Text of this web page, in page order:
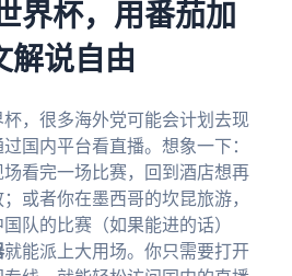
界杯，用番茄加
解说自由
，很多海外党可能会计划去现
国内平台看直播。想象一下：
看完一场比赛，回到酒店想再
或者你在墨西哥的坎昆旅游，
队的比赛（如果能进的话）
就能派上大用场。你只需要打开